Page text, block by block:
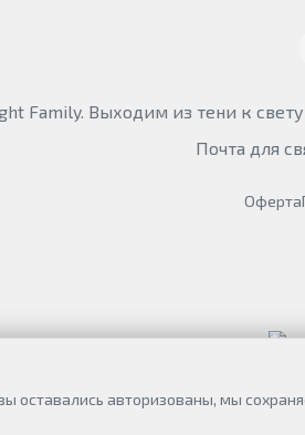
Family. Выходим из тени к
Почта для
Оферта
оставались авторизованы, мы